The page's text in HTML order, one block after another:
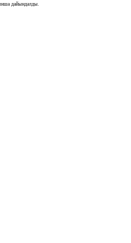
дайындалды.